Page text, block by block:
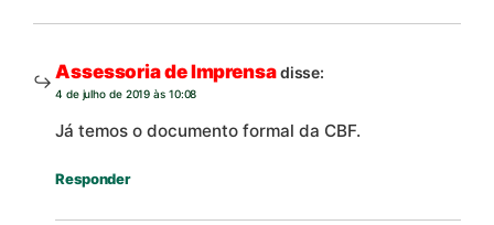
Assessoria de Imprensadisse:
4 de julho de 2019 às 10:08
Já temos o documento formal da CBF.
Responder